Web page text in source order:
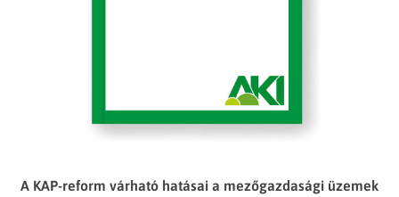
A KAP-reform várható hatásai a mezőgazdasági üzemek